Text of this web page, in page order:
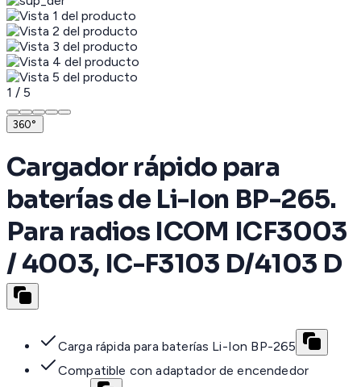
1 / 5
360°
Cargador rápido para
baterías de Li-Ion BP-265.
Para radios ICOM ICF3003
/ 4003, IC-F3103 D/4103 D
Carga rápida para baterías Li-Ion BP-265
Compatible con adaptador de encendedor